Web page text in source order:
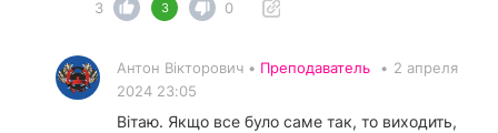
3
3 0
Антон Вікторович • Преподаватель • 2 апреля
2024 23:05
Вітаю. Якщо все було саме так, то виходить,